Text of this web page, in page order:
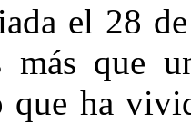
el 28
más que
ha